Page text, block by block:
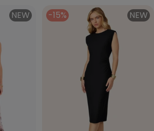
NEW -15% NEW